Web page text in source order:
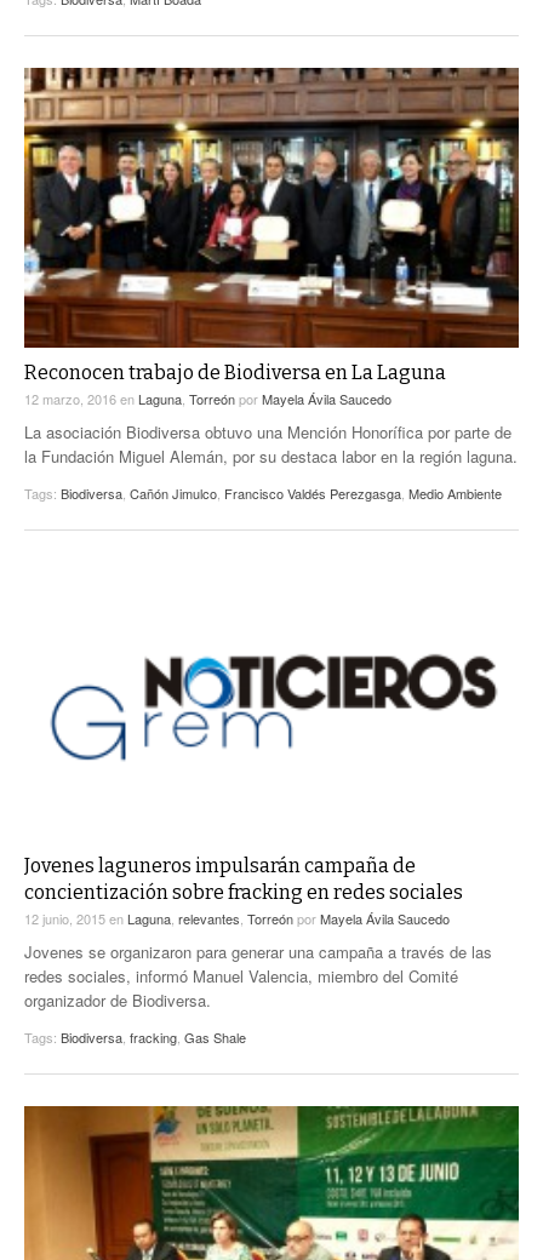
Reconocen trabajo de Biodiversa en La Laguna
12 marzo, 2016en Laguna TorreónporMayela Ávila Saucedo
La asociación Biodiversa obtuvo una Mención Honorífica por parte de
la Fundación Miguel Alemán, por su destaca labor en la región laguna.
Tags: Biodiversa Cañón Jimulco Francisco Valdés Perezgasga Medio Ambiente
Jovenes laguneros impulsarán campaña de
concientización sobre fracking en redes sociales
12 junio, 2015en Laguna, relevantes, TorreónporMayela Ávila Saucedo
Jovenes se organizaron para generar una campaña a través de las
redes sociales, informó Manuel Valencia, miembro del Comité
organizador de Biodiversa.
Tags: Biodiversa, fracking, Gas Shale